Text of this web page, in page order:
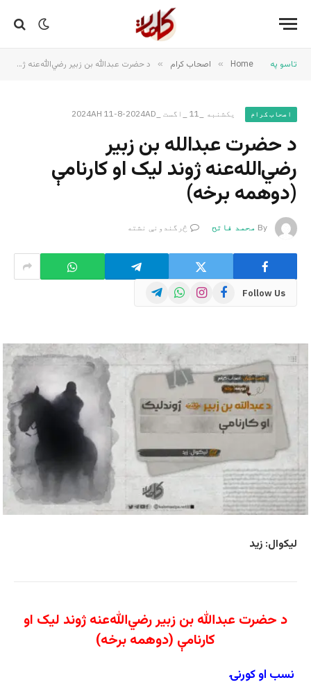
تاسو په Home
» اصحاب کرام » د حضرت عبدالله بن زبیر رضي‌الله‌عنه ژوند لیک او کارنامې (دوهمه برخه)
اصحاب کرام یکشنبه _11 _اگست _2024AH 11-8-2024AD
د حضرت عبدالله بن زبیر
رضي‌الله‌عنه ژوند لیک او کارنامې
(دوهمه برخه)
By محمد فاتح څرگندونې نشته
Follow Us
Facebook
Instagram
WhatsApp
Telegram
لیکوال: زید
د حضرت عبداللهبنزبیررضي‌الله‌عنهژوند لیک او
کارنامې (دوهمه برخه)
نسب اوکورنۍ